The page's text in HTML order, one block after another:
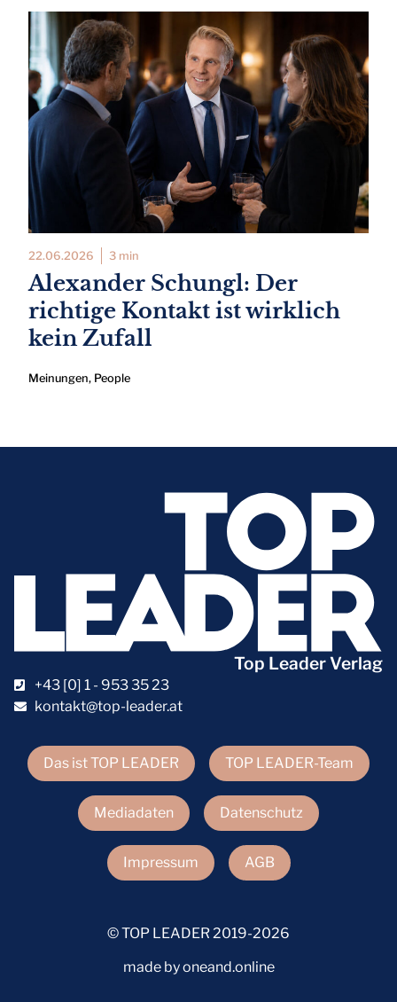
22.06.2026 3 min
Alexander Schungl: Der
richtige Kontakt ist wirklich
kein Zufall
Meinungen, People
Das ist TOP LEADER TOP LEADER-Team
Mediadaten Datenschutz
Impressum AGB
Top Leader Verlag
+43 [0] 1 - 953 35 23
kontakt@top-leader.at
© TOP LEADER 2019-2026
made by oneand.online